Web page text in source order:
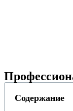
Содержание